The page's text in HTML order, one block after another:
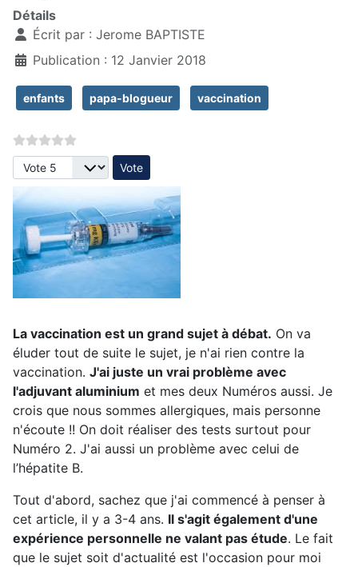
Détails
Écrit par : Jerome BAPTISTE
Publication : 12 Janvier 2018
enfants papa-blogueur vaccination
Veuillez voter
La vaccination est un grand sujet à débat. On va
éluder tout de suite le sujet, je n'ai rien contre la
vaccination. J'ai juste un vrai problème avec
l'adjuvant aluminium et mes deux Numéros aussi. Je
crois que nous sommes allergiques, mais personne
n'écoute !! On doit réaliser des tests surtout pour
Numéro 2. J'ai aussi un problème avec celui de
l’hépatite B.
Tout d'abord, sachez que j'ai commencé à penser à
cet article, il y a 3-4 ans. Il s'agit également d'une
expérience personnelle ne valant pas étude. Le fait
que le sujet soit d'actualité est l'occasion pour moi